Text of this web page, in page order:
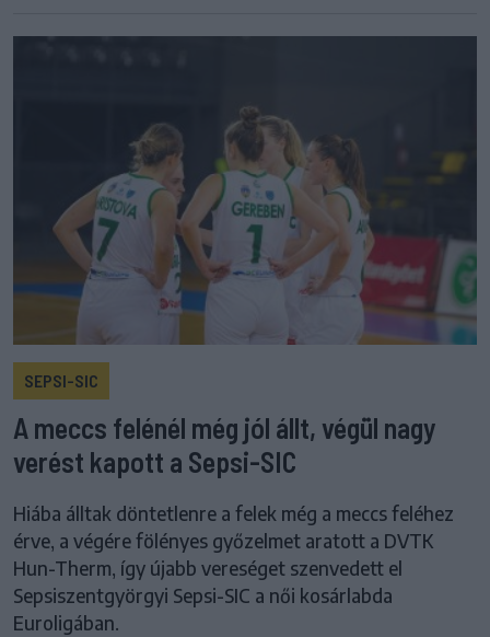
SEPSI-SIC
A meccs felénél még jól állt, végül nagy
verést kapott a Sepsi-SIC
Hiába álltak döntetlenre a felek még a meccs feléhez
érve, a végére fölényes győzelmet aratott a DVTK
Hun-Therm, így újabb vereséget szenvedett el
Sepsiszentgyörgyi Sepsi-SIC a női kosárlabda
Euroligában.